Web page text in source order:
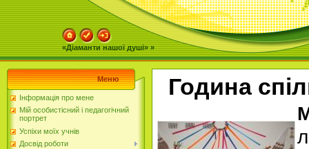
«Діаманти нашої душі» »
Меню
Інформація про мене
Мій особистісний і педагогічний
портрет
Успіхи моїх учнів
Досвід роботи
Година